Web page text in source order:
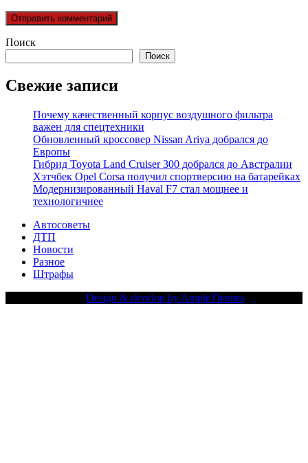
Поиск
Поиск
Свежие записи
Почему качественный корпус воздушного фильтра
важен для спецтехники
Обновленный кроссовер Nissan Ariya добрался до
Европы
Гибрид Toyota Land Cruiser 300 добрался до Австралии
Хэтчбек Opel Corsa получил спортверсию на батарейках
Модернизированный Haval F7 стал мощнее и
технологичнее
Автосоветы
ДТП
Новости
Разное
Штрафы
Design & develop by AmpleThemes